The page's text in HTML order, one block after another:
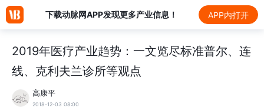
下载动脉网APP发现更多产业信息！ APP内打开
2019年医疗产业趋势：一文览尽标准普尔、连
线、克利夫兰诊所等观点
高康平
2018-12-03 08:00